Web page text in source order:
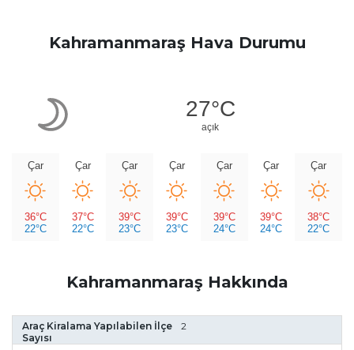
Kahramanmaraş Hava Durumu
27°C
açık
Çar
36°C
22°C
Çar
37°C
22°C
Çar
39°C
23°C
Çar
39°C
23°C
Çar
39°C
24°C
Çar
39°C
24°C
Çar
38°C
22°C
Kahramanmaraş Hakkında
Araç Kiralama Yapılabilen İlçe
Sayısı
2